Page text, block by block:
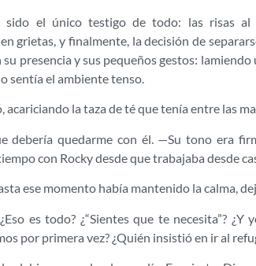
sido el único testigo de todo: las risas al
grietas, y finalmente, la decisión de
presencia y sus pequeños gestos:
sentía el ambiente tenso.
acariciando la taza de té que tenía entre las
debería quedarme con él. —Su tono era
con Rocky desde que trabajaba desde
ese momento había mantenido la calma,
es todo? ¿“Sientes que te necesita”?
por primera vez? ¿Quién insistió en ir al